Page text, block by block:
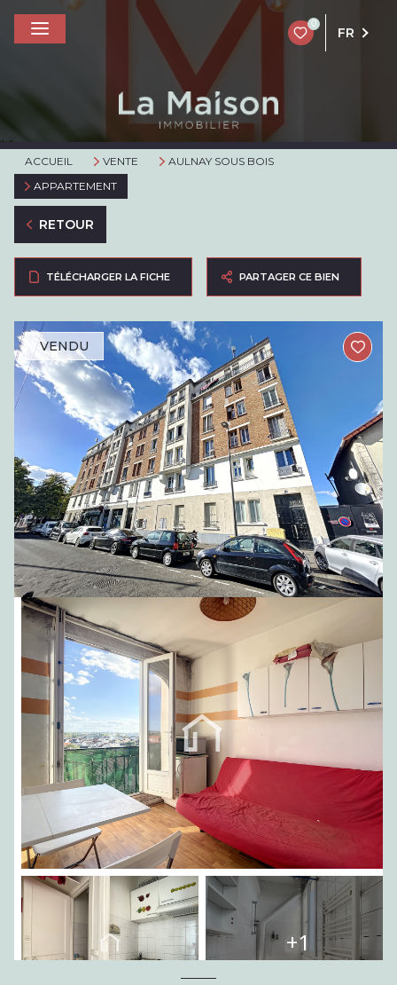
0
FR
ACCUEIL VENTE
AULNAY SOUS BOIS
APPARTEMENT
RETOUR
TÉLÉCHARGER LA FICHE PARTAGER CE BIEN
VENDU
+1